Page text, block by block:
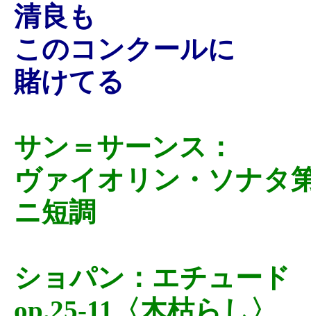
清良も
このコンクールに
賭けてる
サン＝サーンス：
ヴァイオリン・ソナタ
ニ短調
ショパン：エチュード
op.25-11〈木枯らし〉